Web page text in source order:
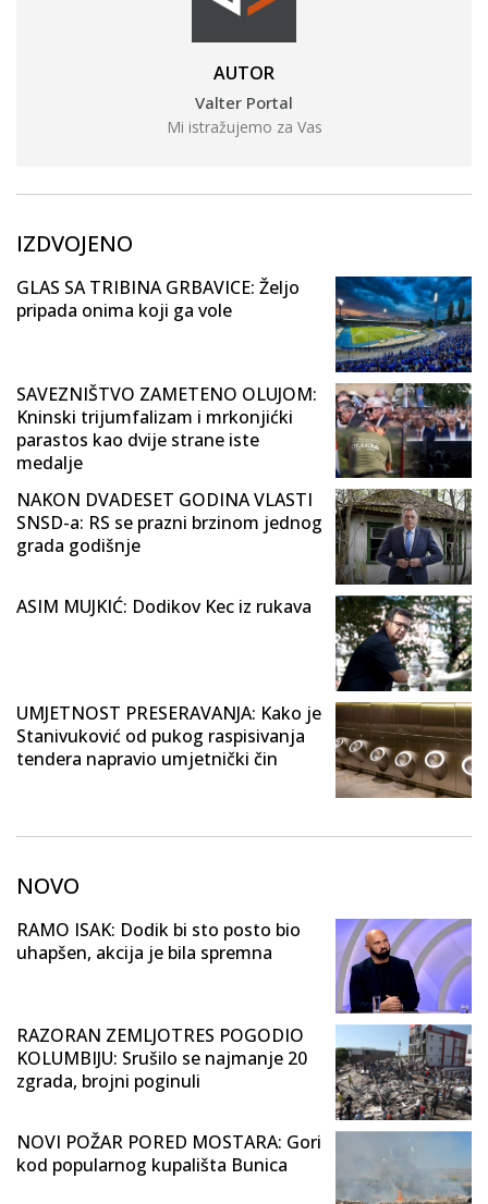
AUTOR
Valter Portal
Mi istražujemo za Vas
IZDVOJENO
GLAS SA TRIBINA GRBAVICE: Željo
pripada onima koji ga vole
SAVEZNIŠTVO ZAMETENO OLUJOM:
Kninski trijumfalizam i mrkonjićki
parastos kao dvije strane iste
medalje
NAKON DVADESET GODINA VLASTI
SNSD-a: RS se prazni brzinom jednog
grada godišnje
ASIM MUJKIĆ: Dodikov Kec iz rukava
UMJETNOST PRESERAVANJA: Kako je
Stanivuković od pukog raspisivanja
tendera napravio umjetnički čin
NOVO
RAMO ISAK: Dodik bi sto posto bio
uhapšen, akcija je bila spremna
RAZORAN ZEMLJOTRES POGODIO
KOLUMBIJU: Srušilo se najmanje 20
zgrada, brojni poginuli
NOVI POŽAR PORED MOSTARA: Gori
kod popularnog kupališta Bunica